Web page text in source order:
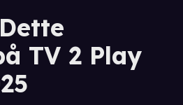
TV 2 Play